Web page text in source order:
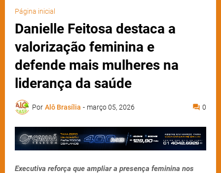
Página inicial
Danielle Feitosa destaca a
valorização feminina e
defende mais mulheres na
liderança da saúde
Por Alô Brasília - março 05, 2026 0
Executiva reforça que ampliar a presença feminina nos